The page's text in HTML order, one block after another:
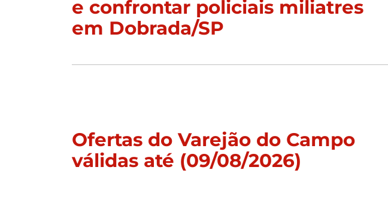
e confrontar policiais miliatres
em Dobrada/SP
Ofertas do Varejão do Campo
válidas até (09/08/2026)